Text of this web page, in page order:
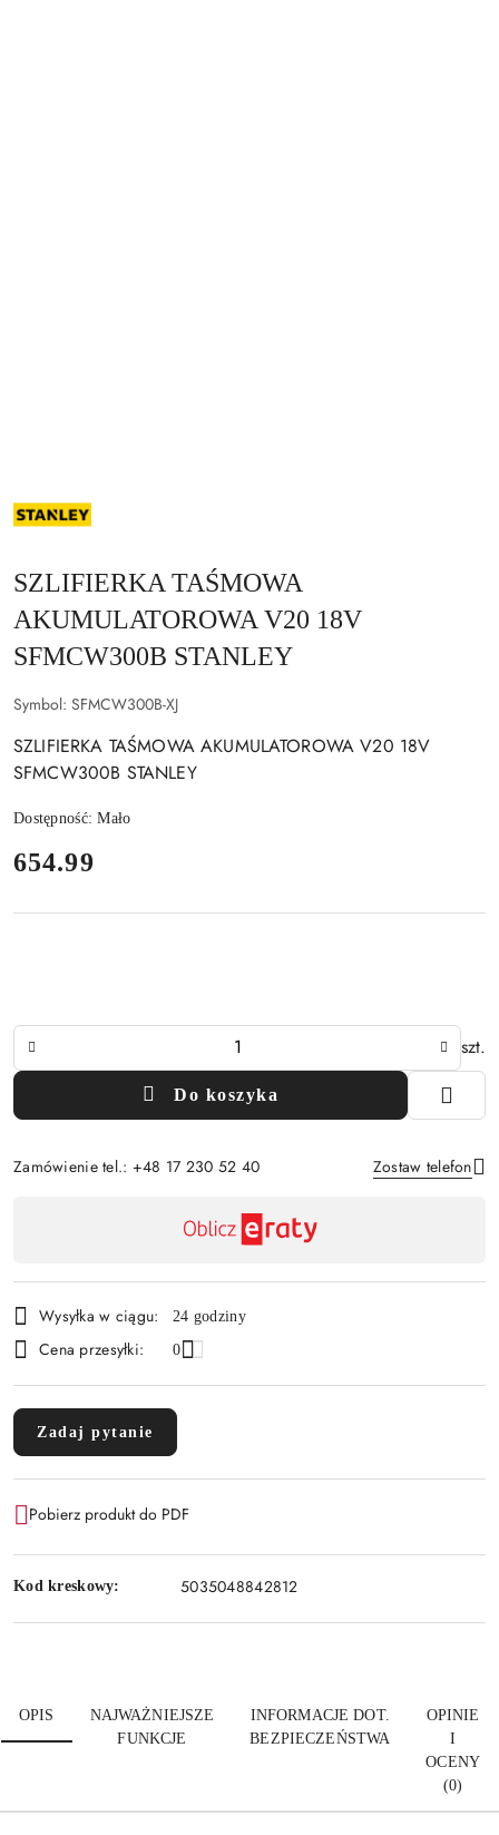
NAZWA
PRODUCENTA:
STANLEY
SZLIFIERKA TAŚMOWA
AKUMULATOROWA V20 18V
SFMCW300B STANLEY
Symbol: SFMCW300B-XJ
SZLIFIERKA TAŚMOWA AKUMULATOROWA V20 18V
SFMCW300B STANLEY
Dostępność:Mało
cena:
654.99
szt.
Do koszyka
Zamówienie tel.: +48 17 230 52 40 Zostaw telefon
i
dostawa
Wysyłka w ciągu: 24 godziny
Cena przesyłki: 0
Zadaj pytanie
Pobierz produkt do PDF
Kod kreskowy: 5035048842812
OPIS
NAJWAŻNIEJSZE
FUNKCJE
INFORMACJE DOT.
BEZPIECZEŃSTWA
OPINIE
I
OCENY
(0)